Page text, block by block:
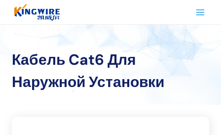
Перейти
Кабель Cat6 Для
Наружной Установки